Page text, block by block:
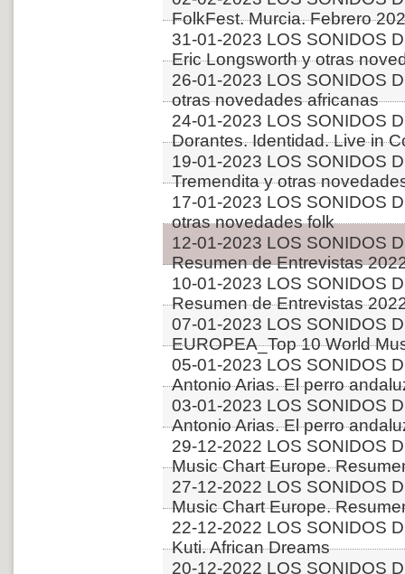
FolkFest. Murcia. Febrero
31-01-2023 LOS SONIDOS
Eric Longsworth y otras
26-01-2023 LOS SONIDOS
otras novedades africanas
24-01-2023 LOS SONIDOS
Dorantes. Identidad. Live in
19-01-2023 LOS SONIDOS
Tremendita y otras
17-01-2023 LOS SONIDOS
otras novedades folk
12-01-2023 LOS SONIDOS
Resumen de Entrevistas
10-01-2023 LOS SONIDOS
Resumen de Entrevistas
07-01-2023 LOS SONIDOS
EUROPEA_Top 10 World
05-01-2023 LOS SONIDOS
Antonio Arias. El perro
03-01-2023 LOS SONIDOS
Antonio Arias. El perro
29-12-2022 LOS SONIDOS
Music Chart Europe.
27-12-2022 LOS SONIDOS
Music Chart Europe.
22-12-2022 LOS SONIDOS
Kuti. African Dreams
20-12-2022 LOS SONIDOS